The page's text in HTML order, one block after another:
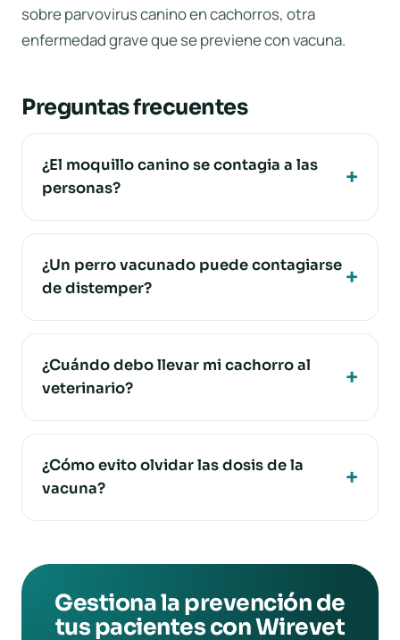
sobreparvovirus canino en cachorros, otra
enfermedad grave que se previene con vacuna.
Preguntas frecuentes
¿El moquillo canino se contagia a las
personas?
¿Un perro vacunado puede contagiarse
de distemper?
¿Cuándo debo llevar mi cachorro al
veterinario?
¿Cómo evito olvidar las dosis de la
vacuna?
Gestiona la prevención de
tus pacientes con Wirevet